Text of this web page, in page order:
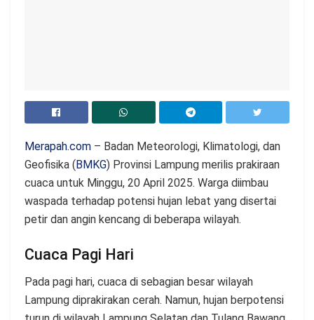
Merapah.com – Badan Meteorologi, Klimatologi, dan
Geofisika ( BMKG) Provinsi Lampung merilis prakiraan
cuaca untuk Minggu, 20 April 2025. Warga diimbau
waspada terhadap potensi hujan lebat yang disertai
petir dan angin kencang di beberapa wilayah.
Cuaca Pagi Hari
Pada pagi hari, cuaca di sebagian besar wilayah
Lampung diprakirakan cerah. Namun, hujan berpotensi